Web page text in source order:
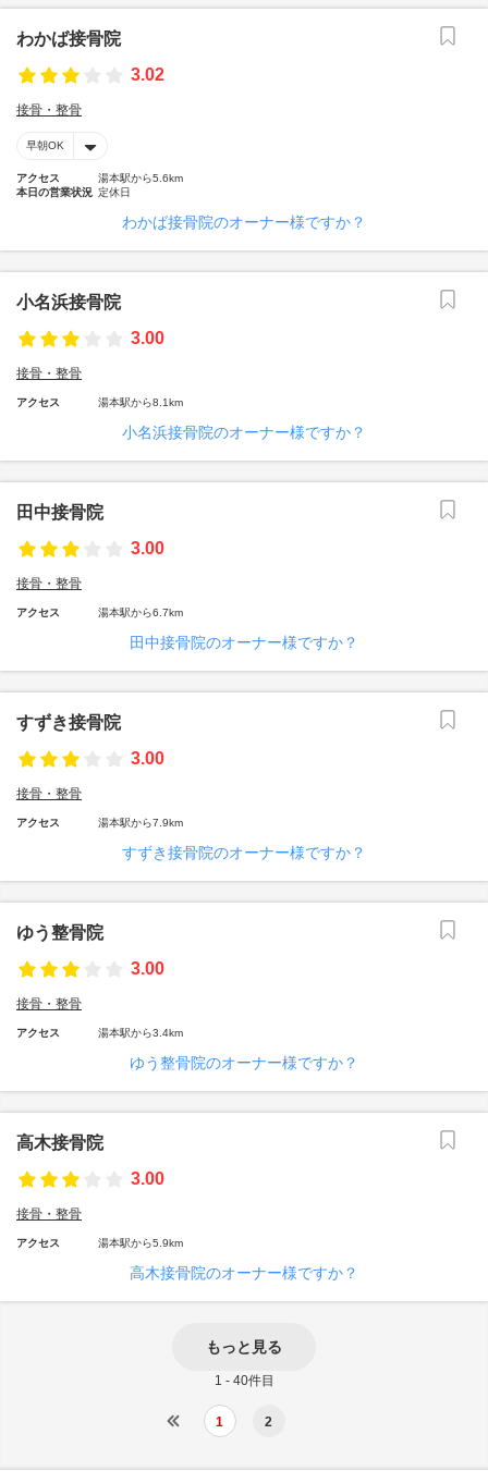
わかば接骨院
3.02
接骨・整骨
早朝OK
アクセス
湯本駅から5.6km
本日の営業状況 定休日
わかば接骨院のオーナー様ですか？
小名浜接骨院
3.00
接骨・整骨
アクセス 湯本駅から8.1km
小名浜接骨院のオーナー様ですか？
田中接骨院
3.00
接骨・整骨
アクセス 湯本駅から6.7km
田中接骨院のオーナー様ですか？
すずき接骨院
3.00
接骨・整骨
アクセス 湯本駅から7.9km
すずき接骨院のオーナー様ですか？
ゆう整骨院
3.00
接骨・整骨
アクセス 湯本駅から3.4km
ゆう整骨院のオーナー様ですか？
高木接骨院
3.00
接骨・整骨
アクセス 湯本駅から5.9km
高木接骨院のオーナー様ですか？
もっと見る
1 - 40件目
1 2